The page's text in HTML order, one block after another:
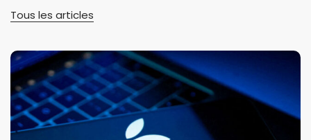
Tous les articles